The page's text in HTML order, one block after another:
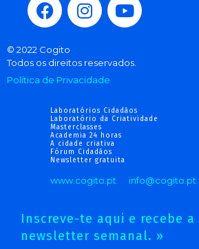
© 2022 Cogito
Todos os direitos reservados.
Política de Privacidade
Laboratórios Cidadãos
Laboratório da Criatividade
Masterclasses
Academia 24 horas
A cidade criativa
Fórum Cidadãos
Newsletter gratuita
www.cogito.pt info@cogito.pt
Inscreve-te aqui e recebe a
newsletter semanal. »